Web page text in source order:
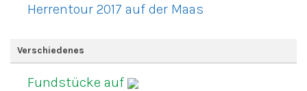
Herrentour 2017 auf der Maas
Verschiedenes
Fundstücke auf